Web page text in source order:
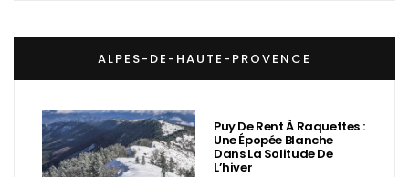
ALPES-DE-HAUTE-PROVENCE
Puy De Rent À Raquettes :
Une Épopée Blanche
Dans La Solitude De
L’hiver